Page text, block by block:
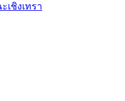
เชิงเทรา